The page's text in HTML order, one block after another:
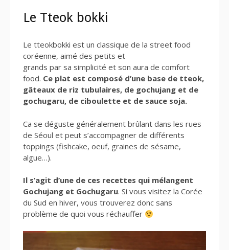
Le Tteok bokki
Le tteokbokki est un classique de la street food
coréenne, aimé des petits et
grands par sa simplicité et son aura de comfort
food. Ce plat est composé d’une base de tteok,
gâteaux de riz tubulaires, de gochujang et de
gochugaru, de ciboulette et de sauce soja.
Ca se déguste généralement brûlant dans les rues
de Séoul et peut s’accompagner de différents
toppings (fishcake, oeuf, graines de sésame,
algue…).
Il s’agit d’une de ces recettes qui mélangent
Gochujang et Gochugaru. Si vous visitez la Corée
du Sud en hiver, vous trouverez donc sans
problème de quoi vous réchauffer